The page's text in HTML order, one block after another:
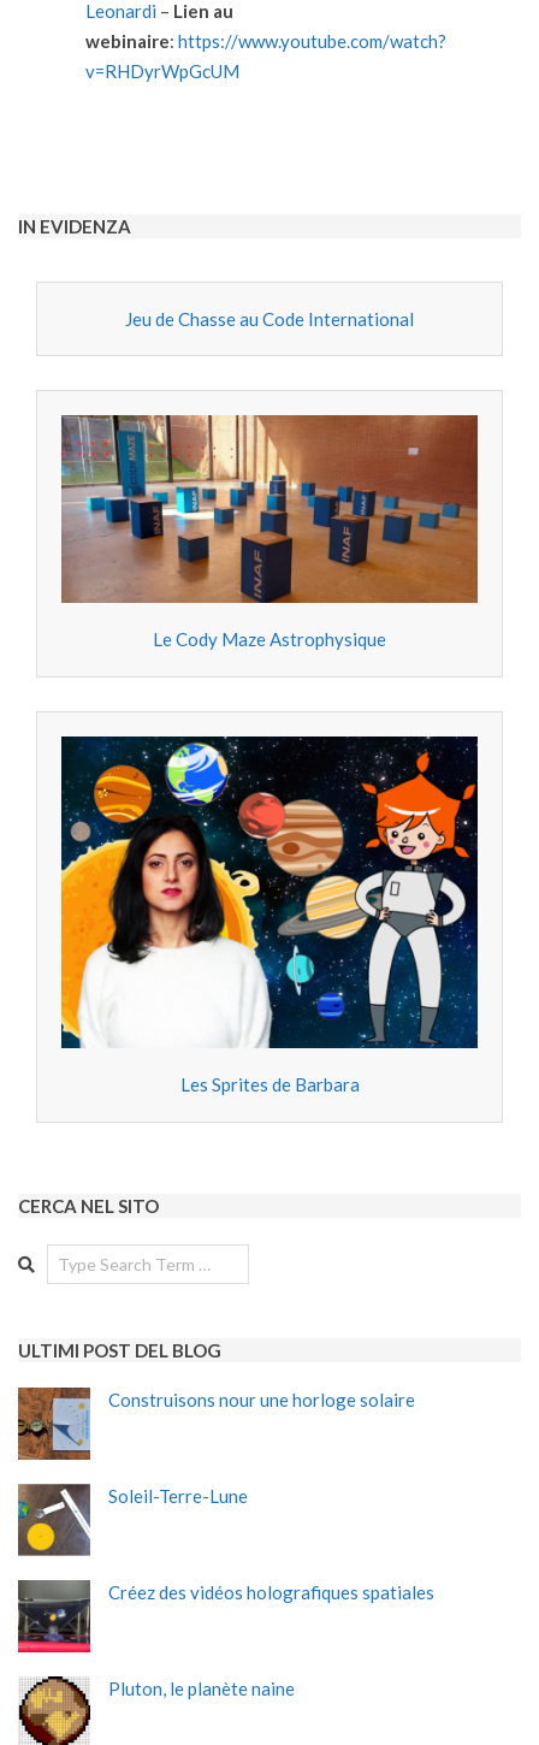
Leonardi – Lien au
webinaire:https://www.youtube.com/watch?
v=RHDyrWpGcUM
11
IN EVIDENZA
Jeu de Chasse au Code International
Le Cody Maze Astrophysique
Les Sprites de Barbara
CERCA NEL SITO
Search
ULTIMI POST DEL BLOG
Construisons nour une horloge solaire
Soleil-Terre-Lune
Créez des vidéos holografiques spatiales
Pluton, le planète naine